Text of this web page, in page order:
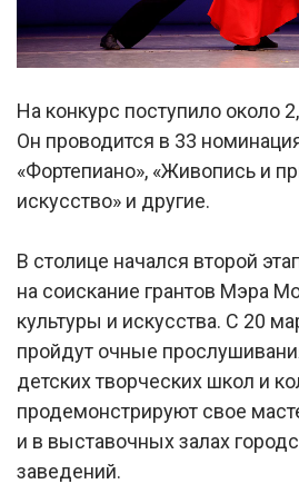
На конкурс поступило около
Он проводится в 33
«Фортепиано», «Живопись и
искусство» и другие.
В столице начался второй
на соискание грантов Мэра
культуры и искусства. С 20
пройдут очные
детских творческих школ и
продемонстрируют свое
и в выставочных залах
заведений.